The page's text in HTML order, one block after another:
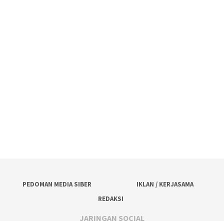
PEDOMAN MEDIA SIBER
IKLAN / KERJASAMA
REDAKSI
JARINGAN SOCIAL